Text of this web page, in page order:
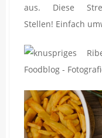
aus. Diese
Stellen! Einfach